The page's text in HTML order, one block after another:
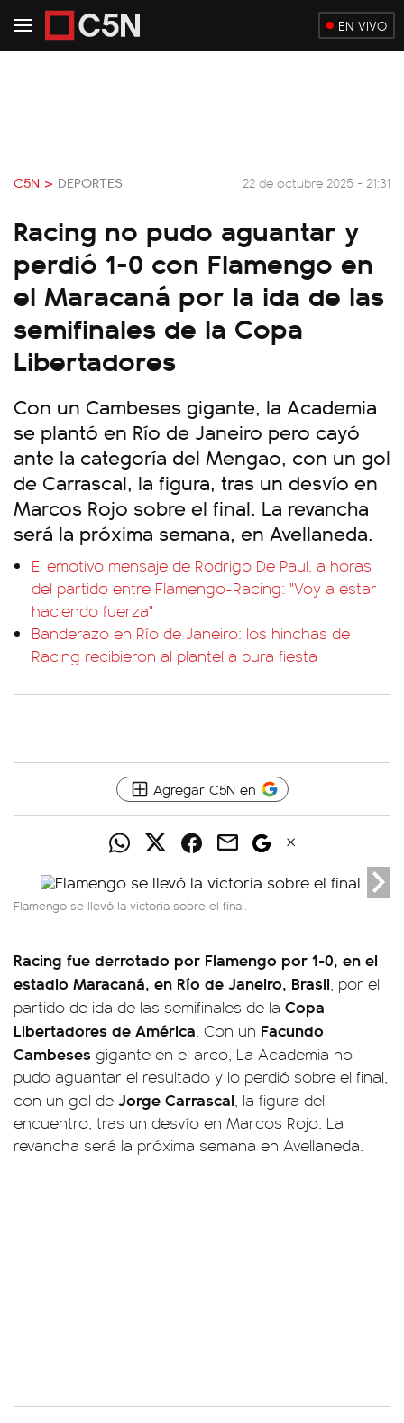
EN VIVO
C5N > DEPORTES 22 de octubre 2025 - 21:31
Racing no pudo aguantar y
perdió 1-0 con Flamengo en
el Maracaná por la ida de las
semifinales de la Copa
Libertadores
Con un Cambeses gigante, la Academia
se plantó en Río de Janeiro pero cayó
ante la categoría del Mengao, con un gol
de Carrascal, la figura, tras un desvío en
Marcos Rojo sobre el final. La revancha
será la próxima semana, en Avellaneda.
El emotivo mensaje de Rodrigo De Paul, a horas
del partido entre Flamengo-Racing: "Voy a estar
haciendo fuerza"
Banderazo en Río de Janeiro: los hinchas de
Racing recibieron al plantel a pura fiesta
Agregar C5N en
Flamengo se llevó la victoria sobre el final.
Racing fue derrotado por Flamengo por 1-0, en el
estadio Maracaná, en Río de Janeiro, Brasil, por el
partido de ida de las semifinales de la Copa
Libertadores de América. Con un Facundo
Cambeses gigante en el arco, La Academia no
pudo aguantar el resultado y lo perdió sobre el final,
con un gol de Jorge Carrascal, la figura del
encuentro, tras un desvío en Marcos Rojo. La
revancha será la próxima semana en Avellaneda.